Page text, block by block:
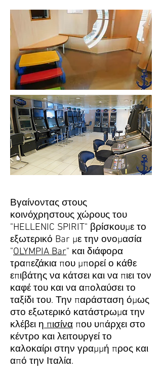
Βγαίνοντας στους
κοινόχρηστους χώρους του
"HELLENIC SPIRIT" βρίσκουμε το
εξωτερικό Bar με την ονομασία
"OLYMPIA Bar" και διάφορα
τραπεζάκια που μπορεί ο κάθε
επιβάτης να κάτσει και να πιει τον
καφέ του και να απολαύσει το
ταξίδι του. Την παράσταση όμως
στο εξωτερικό κατάστρωμα την
κλέβει ηπισίνα που υπάρχει στο
κέντρο και λειτουργεί το
καλοκαίρι στην γραμμή προς και
από την Ιταλία.